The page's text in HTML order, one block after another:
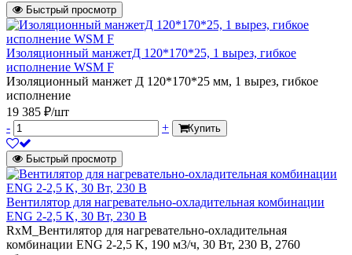
Быстрый просмотр
Изоляционный манжетД 120*170*25, 1 вырез, гибкое
исполнение WSM F
Изоляционный манжет Д 120*170*25 мм, 1 вырез, гибкое
исполнение
19 385 ₽/шт
-
+ Купить
Быстрый просмотр
Вентилятор для нагревательно-охладительная комбинации
ENG 2-2,5 K, 30 Вт, 230 В
RxM_Вентилятор для нагревательно-охладительная
комбинации ENG 2-2,5 K, 190 м3/ч, 30 Вт, 230 В, 2760